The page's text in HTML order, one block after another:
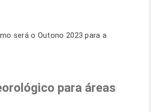
será o Outono 2023 para a
para áreas